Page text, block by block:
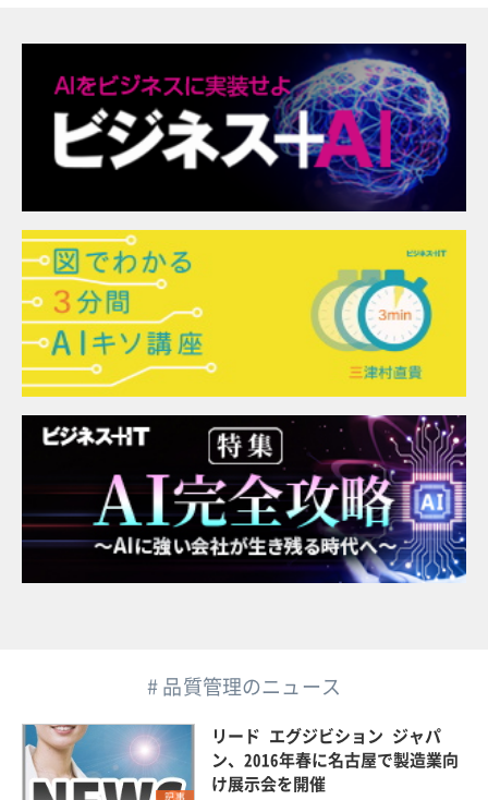
# 品質管理のニュース
記事
リード エグジビション ジャパ
ン、2016年春に名古屋で製造業向
け展示会を開催